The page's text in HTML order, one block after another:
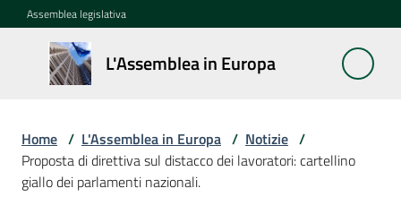
Vai al contenuto
Vai alla navigazione
Vai al footer
Assemblea legislativa
L'Assemblea in Europa
L'Assemblea
in Europa
Cos'è
la
Home / L'Assemblea in Europa / Notizie /
Proposta di direttiva sul distacco dei lavoratori: cartellino
giallo dei parlamenti nazionali.